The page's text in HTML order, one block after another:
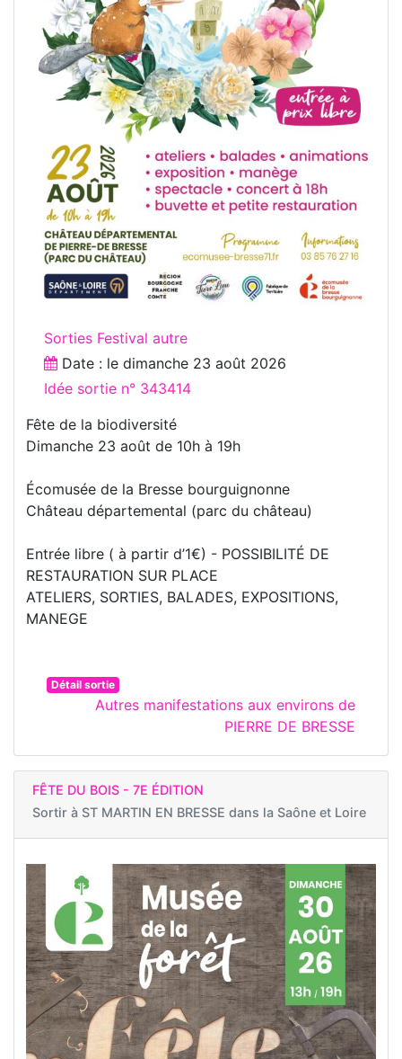
Sorties Festival autre
Date : le dimanche 23 août 2026
Idée sortie n° 343414
Fête de la biodiversité
Dimanche 23 août de 10h à 19h
Écomusée de la Bresse bourguignonne
Château départemental (parc du château)
Entrée libre ( à partir d’1€) - POSSIBILITÉ DE
RESTAURATION SUR PLACE
ATELIERS, SORTIES, BALADES, EXPOSITIONS,
MANEGE
Détail sortie
Autres manifestations aux environs de
PIERRE DE BRESSE
FÊTE DU BOIS - 7E ÉDITION
Sortir à ST MARTIN EN BRESSE dans la Saône et Loire